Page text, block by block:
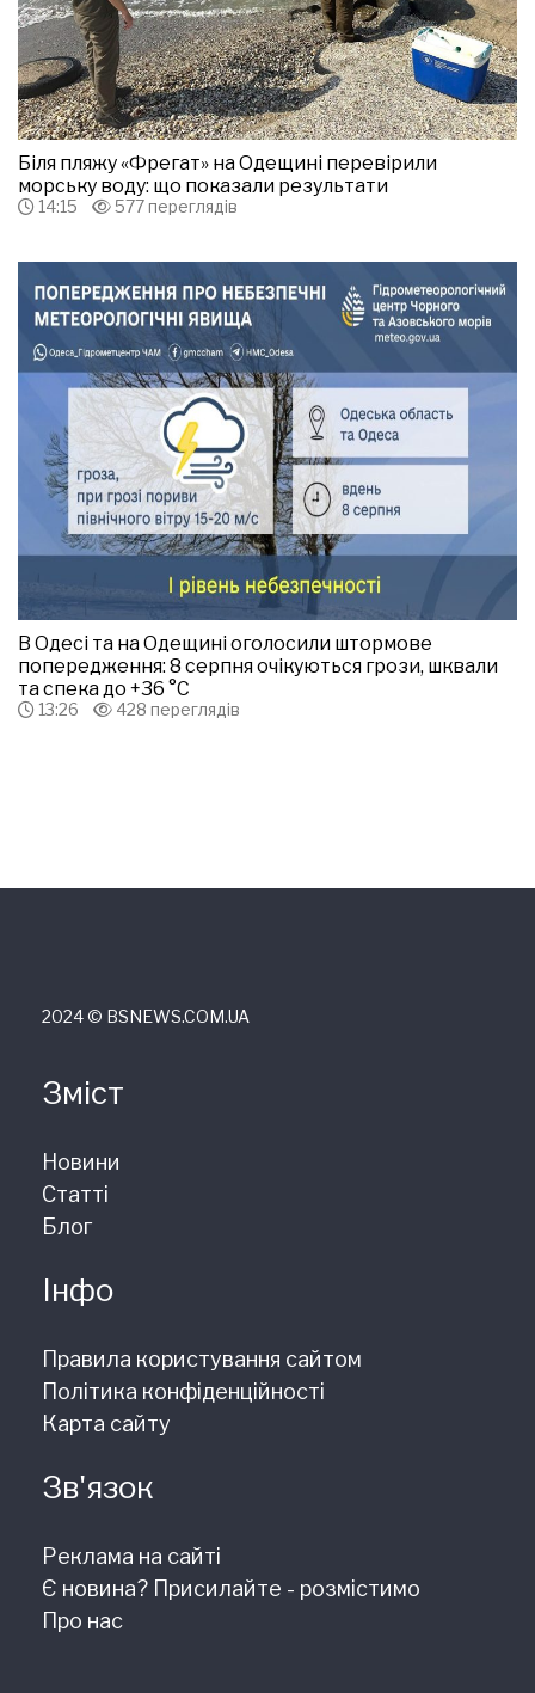
Біля пляжу «Фрегат» на Одещині перевірили
морську воду: що показали результати
14:15 577 переглядів
В Одесі та на Одещині оголосили штормове
попередження: 8 серпня очікуються грози, шквали
та спека до +36 °С
13:26 428 переглядів
2024 © ВSNEWS.COM.UA
Зміст
Новини
Статті
Блог
Інфо
Правила користування сайтом
Політика конфіденційності
Карта сайту
Зв'язок
Реклама на сайті
Є новина? Присилайте - розмістимо
Про нас